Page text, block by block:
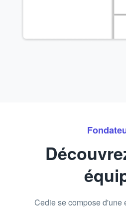
Cedie se compose d'une